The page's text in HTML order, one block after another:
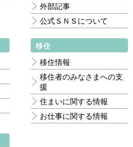
外部記事
公式ＳＮＳについて
移住
移住情報
移住者のみなさまへの支
援
住まいに関する情報
お仕事に関する情報